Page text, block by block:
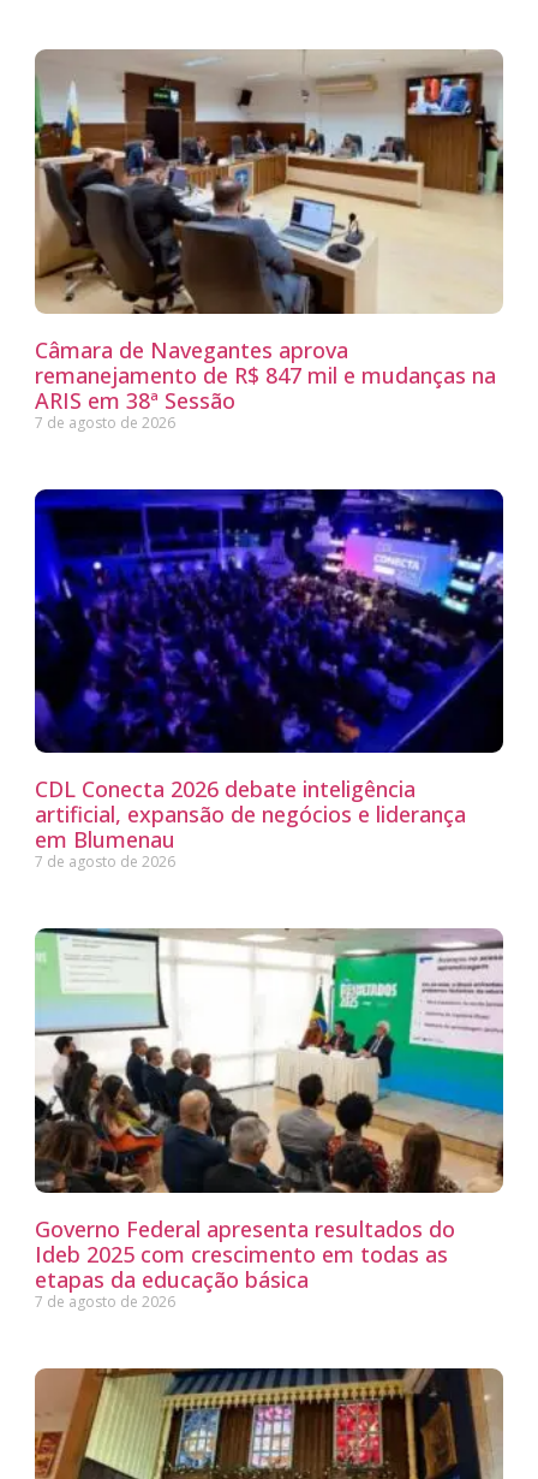
Câmara de Navegantes aprova
remanejamento de R$ 847 mil e mudanças na
ARIS em 38ª Sessão
7 de agosto de 2026
CDL Conecta 2026 debate inteligência
artificial, expansão de negócios e liderança
em Blumenau
7 de agosto de 2026
Governo Federal apresenta resultados do
Ideb 2025 com crescimento em todas as
etapas da educação básica
7 de agosto de 2026